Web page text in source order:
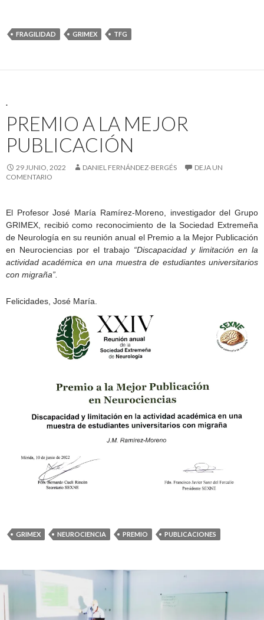
FRAGILIDAD GRIMEX TFG
.
PREMIO A LA MEJOR
PUBLICACIÓN
29 JUNIO, 2022 DANIEL FERNÁNDEZ-BERGÉS
DEJA UN
COMENTARIO
El Profesor José María Ramírez-Moreno, investigador del Grupo
GRIMEX, recibió como reconocimiento de la Sociedad Extremeña
de Neurología en su reunión anual el Premio a la Mejor Publicación
en Neurociencias por el trabajo “Discapacidad y limitación en la
actividad académica en una muestra de estudiantes universitarios
con migraña”.
Felicidades, José María.
GRIMEX NEUROCIENCIA PREMIO PUBLICACIONES